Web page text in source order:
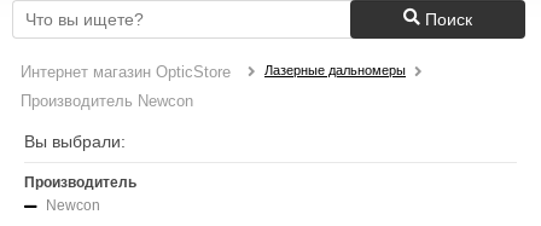
Поиск
Интернет магазин OpticStore Лазерные дальномеры
Производитель Newcon
Вы выбрали:
Производитель
Newcon